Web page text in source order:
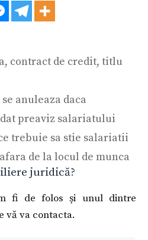
, contract de credit, titlu
anuleaza daca
preaviz salariatului
trebuie sa stie salariatii
de la locul de munca
juridică?
fi de folos și unul dintre
vă va contacta.